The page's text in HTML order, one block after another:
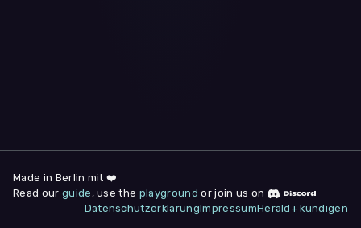
deine Zustimmung jederzeit unter "
am Seitenende widerrufen.
Made in Berlin mit ❤️
Read our guide , use the playground or join us on
DatenschutzerklärungImpressumHerald+ kündigen